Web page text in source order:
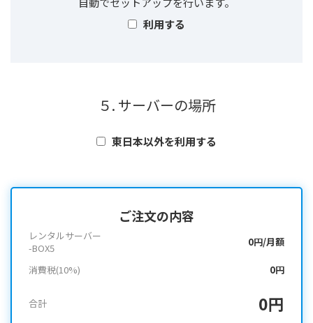
利用する
５. サーバーの場所
東日本以外を利用する
ご注文の内容
レンタルサーバー
-BOX5
0円/月額
消費税(10%) 0円
合計 0円